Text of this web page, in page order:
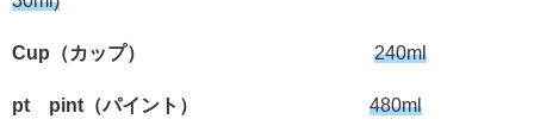
Cup（カップ） 240ml
pt pint（パイント） 480ml